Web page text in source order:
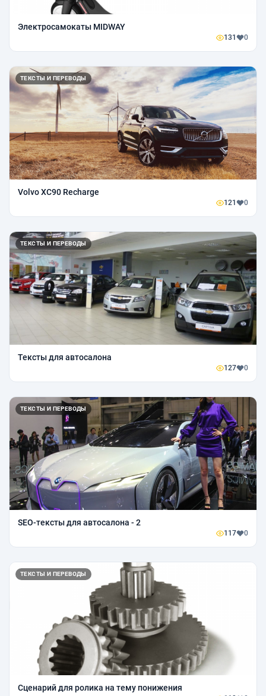
Электросамокаты MIDWAY
131 0
ТЕКСТЫ И ПЕРЕВОДЫ
Volvo XC90 Recharge
121 0
ТЕКСТЫ И ПЕРЕВОДЫ
Тексты для автосалона
127 0
ТЕКСТЫ И ПЕРЕВОДЫ
SEO-тексты для автосалона - 2
117 0
ТЕКСТЫ И ПЕРЕВОДЫ
Сценарий для ролика на тему понижения